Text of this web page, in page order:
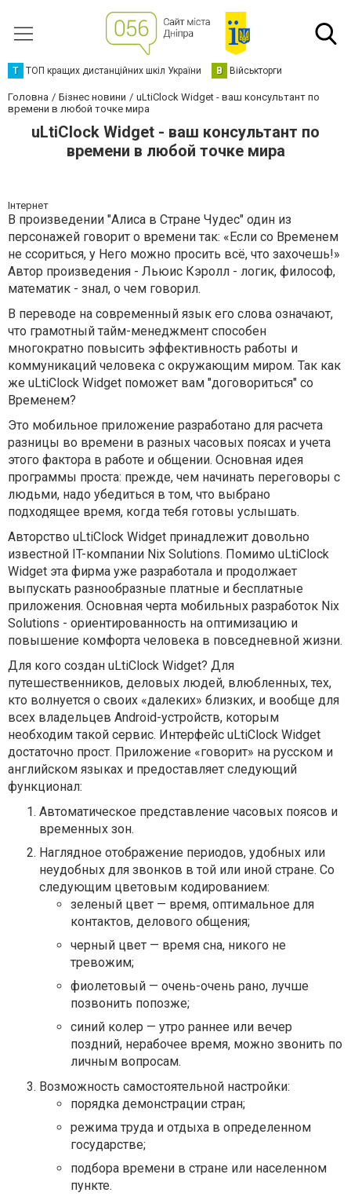
Т ТОП кращих дистанційних шкіл України В Військторги
Головна Бізнес новини
uLtiClock Widget - ваш консультант по
времени в любой точке мира
uLtiClock Widget - ваш консультант по
времени в любой точке мира
Інтернет
В произведении "Алиса в Стране Чудес" один из
персонажей говорит о времени так: «Если со Временем
не ссориться, у Него можно просить всё, что захочешь!»
Автор произведения - Льюис Кэролл - логик, философ,
математик - знал, о чем говорил.
В переводе на современный язык его слова означают,
что грамотный тайм-менеджмент способен
многократно повысить эффективность работы и
коммуникаций человека с окружающим миром. Так как
же uLtiClock Widget поможет вам "договориться" со
Временем?
Это мобильное приложение разработано для расчета
разницы во времени в разных часовых поясах и учета
этого фактора в работе и общении. Основная идея
программы проста: прежде, чем начинать переговоры с
людьми, надо убедиться в том, что выбрано
подходящее время, когда тебя готовы услышать.
Авторство uLtiClock Widget принадлежит довольно
известной IT-компании Nix Solutions. Помимо uLtiClock
Widget эта фирма уже разработала и продолжает
выпускать разнообразные платные и бесплатные
приложения. Основная черта мобильных разработок Nix
Solutions - ориентированность на оптимизацию и
повышение комфорта человека в повседневной жизни.
Для кого создан uLtiClock Widget? Для
путешественников, деловых людей, влюбленных, тех,
кто волнуется о своих «далеких» близких, и вообще для
всех владельцев Android-устройств, которым
необходим такой сервис. Интерфейс uLtiClock Widget
достаточно прост. Приложение «говорит» на русском и
английском языках и предоставляет следующий
функционал:
Автоматическое представление часовых поясов и
временных зон.
Наглядное отображение периодов, удобных или
неудобных для звонков в той или иной стране. Со
следующим цветовым кодированием:
зеленый цвет — время, оптимальное для
контактов, делового общения;
черный цвет — время сна, никого не
тревожим;
фиолетовый — очень-очень рано, лучше
позвонить попозже;
синий колер — утро раннее или вечер
поздний, нерабочее время, можно звонить по
личным вопросам.
Возможность самостоятельной настройки:
порядка демонстрации стран;
режима труда и отдыха в определенном
государстве;
подбора времени в стране или населенном
пункте.